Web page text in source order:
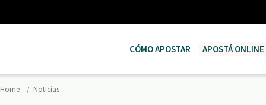
CÓMO APOSTAR APOSTÁ ONLINE
Home Noticias